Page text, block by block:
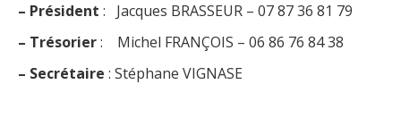
– Président : Jacques BRASSEUR – 07 87 36 81 79
– Trésorier: Michel FRANÇOIS – 06 86 76 84 38
– Secrétaire : Stéphane VIGNASE